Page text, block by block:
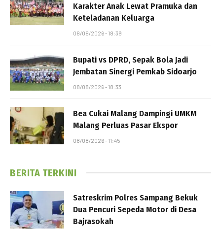
Karakter Anak Lewat Pramuka dan
Keteladanan Keluarga
08/08/2026 - 18:39
Bupati vs DPRD, Sepak Bola Jadi
Jembatan Sinergi Pemkab Sidoarjo
08/08/2026 - 18:33
Bea Cukai Malang Dampingi UMKM
Malang Perluas Pasar Ekspor
08/08/2026 - 11:45
BERITA TERKINI
Satreskrim Polres Sampang Bekuk
Dua Pencuri Sepeda Motor di Desa
Bajrasokah